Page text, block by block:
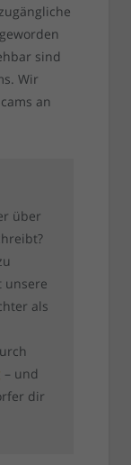
sind
Wir
an
über
unsere
als
– und
dir